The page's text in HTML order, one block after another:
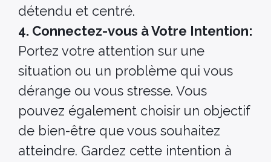
détendu et centré.
4. Connectez-vous à Votre Intention:
Portez votre attention sur une
situation ou un problème qui vous
dérange ou vous stresse. Vous
pouvez également choisir un objectif
de bien-être que vous souhaitez
atteindre. Gardez cette intention à